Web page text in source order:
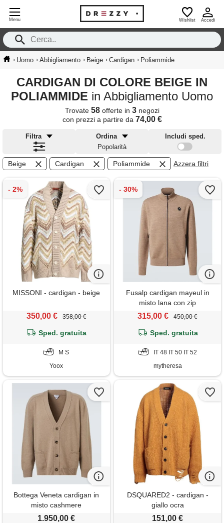
Menu Wishlist Accedi
› Uomo › Abbigliamento › Beige › Cardigan › Poliammide
CARDIGAN DI COLORE BEIGE IN
POLIAMMIDE in Abbigliamento Uomo
Trovate 58offerte in 3negozi
con prezzi a partire da 74,00 €
Filtra
Ordina
Popolarità
Includi sped.
Beige Cardigan Poliammide Azzera filtri
MISSONI - cardigan - beige
350,00 € 358,00 €
Sped. gratuita
M S
Yoox
Fusalp cardigan mayeul in
misto lana con zip
315,00 € 450,00 €
Sped. gratuita
IT 48 IT 50 IT 52
mytheresa
Bottega Veneta cardigan in
misto cashmere
1.950,00 €
DSQUARED2 - cardigan -
giallo ocra
151,00 €